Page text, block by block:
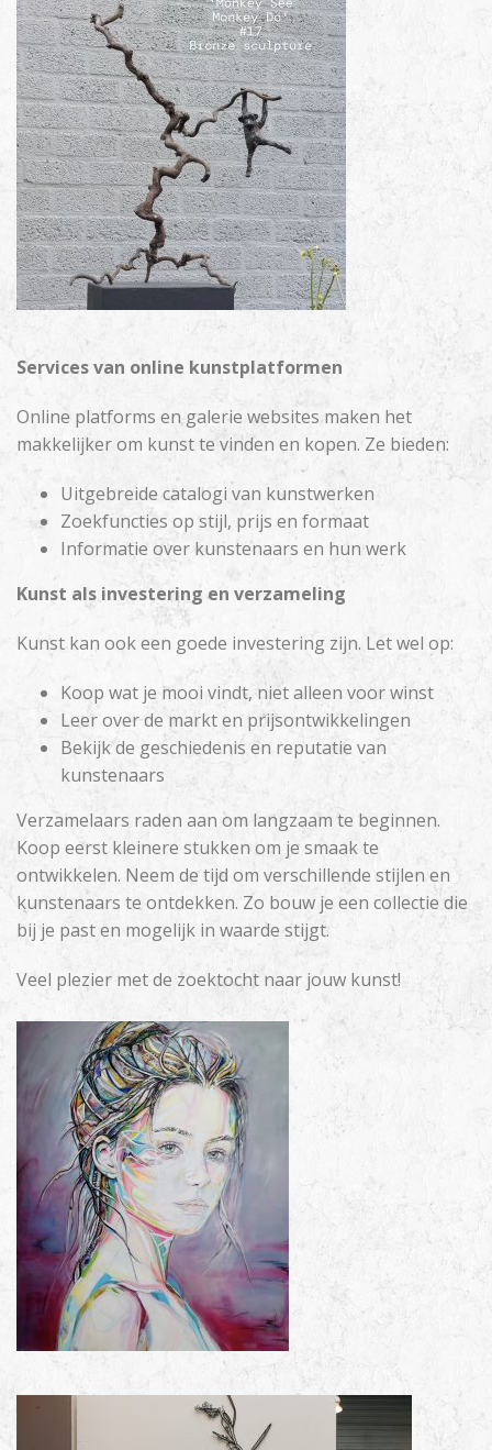
Services van online kunstplatformen
Online platforms en galerie websites maken het
makkelijker om kunst te vinden en kopen. Ze bieden:
Uitgebreide catalogi van kunstwerken
Zoekfuncties op stijl, prijs en formaat
Informatie over kunstenaars en hun werk
Kunst als investering en verzameling
Kunst kan ook een goede investering zijn. Let wel op:
Koop wat je mooi vindt, niet alleen voor winst
Leer over de markt en prijsontwikkelingen
Bekijk de geschiedenis en reputatie van
kunstenaars
Verzamelaars raden aan om langzaam te beginnen.
Koop eerst kleinere stukken om je smaak te
ontwikkelen. Neem de tijd om verschillende stijlen en
kunstenaars te ontdekken. Zo bouw je een collectie die
bij je past en mogelijk in waarde stijgt.
Veel plezier met de zoektocht naar jouw kunst!